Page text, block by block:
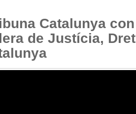
Catalunya
de Justícia,